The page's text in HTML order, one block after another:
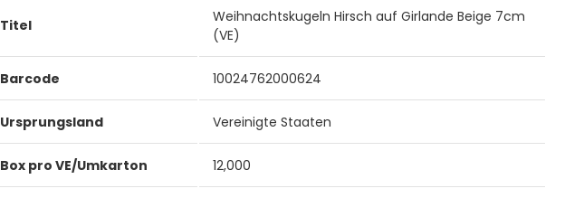
Titel
Weihnachtskugeln Hirsch auf Girlande Beige 7cm
(VE)
Barcode 10024762000624
Ursprungsland Vereinigte Staaten
Box pro VE/Umkarton 12,000